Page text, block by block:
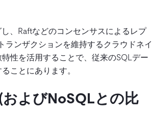
、Raftなどのコンセンサスによるレプ
ンザクションを維持するクラウドネイ
性を活用することで、従来のSQLデー
ことにあります。
よびNoSQLとの比